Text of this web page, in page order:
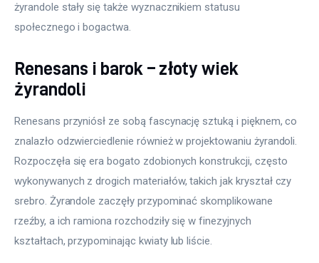
żyrandole stały się także wyznacznikiem statusu
społecznego i bogactwa.
Renesans i barok – złoty wiek
żyrandoli
Renesans przyniósł ze sobą fascynację sztuką i pięknem, co
znalazło odzwierciedlenie również w projektowaniu żyrandoli.
Rozpoczęła się era bogato zdobionych konstrukcji, często
wykonywanych z drogich materiałów, takich jak kryształ czy
srebro. Żyrandole zaczęły przypominać skomplikowane
rzeźby, a ich ramiona rozchodziły się w finezyjnych
kształtach, przypominając kwiaty lub liście.